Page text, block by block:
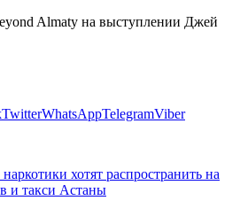
TwitterWhatsAppTelegramViber
хотят распространить на
и такси Астаны